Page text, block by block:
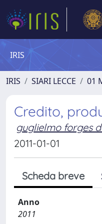
IRIS
IRIS SIARI LECCE 01
Credito,
guglielmo forges
2011-01-01
Scheda breve
Anno
2011